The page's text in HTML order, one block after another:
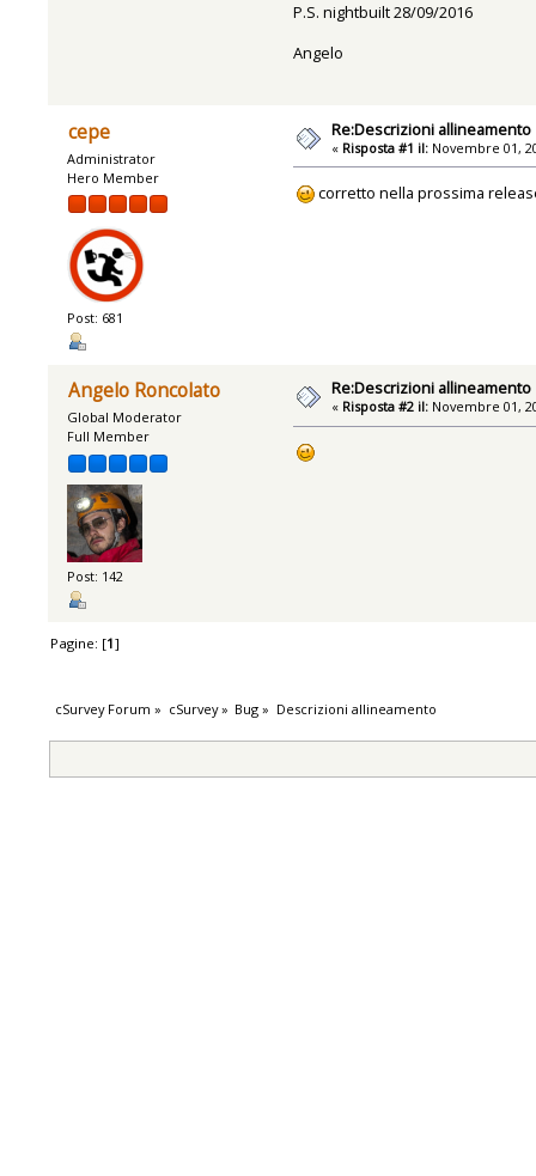
P.S. nightbuilt 28/09/2016
Angelo
cepe
Administrator
Hero Member
Post: 681
Re:Descrizioni allineamento
« Risposta #1 il: Novembre 01,
corretto nella prossima
Angelo Roncolato
Global Moderator
Full Member
Post: 142
Re:Descrizioni allineamento
« Risposta #2 il: Novembre 01,
Pagine: [1]
cSurvey Forum » cSurvey» Bug » Descrizioni allineamento